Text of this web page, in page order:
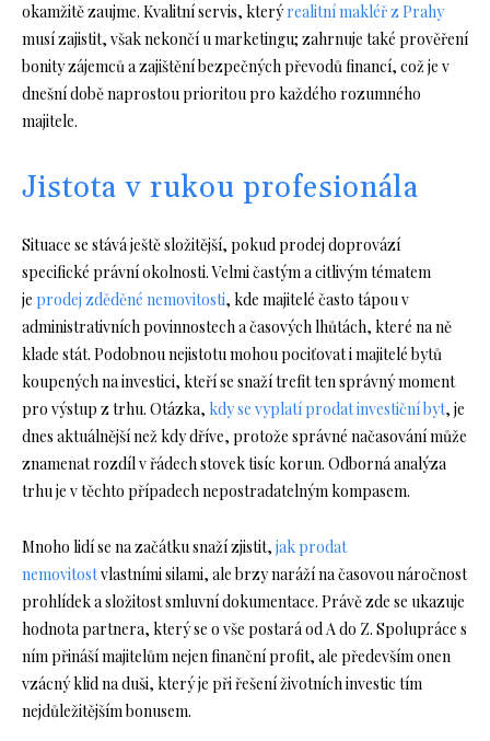
okamžitě zaujme. Kvalitní servis, kterýrealitní makléř z Prahy
musí zajistit, však nekončí u marketingu; zahrnuje také prověření
bonity zájemců a zajištění bezpečných převodů financí, což je v
dnešní době naprostou prioritou pro každého rozumného
majitele.
Jistota v rukou profesionála
Situace se stává ještě složitější, pokud prodej doprovází
specifické právní okolnosti. Velmi častým a citlivým tématem
je prodej zděděné nemovitosti, kde majitelé často tápou v
administrativních povinnostech a časových lhůtách, které na ně
klade stát. Podobnou nejistotu mohou pociťovat i majitelé bytů
koupených na investici, kteří se snaží trefit ten správný moment
pro výstup z trhu. Otázka, kdy se vyplatí prodat investiční byt, je
dnes aktuálnější než kdy dříve, protože správné načasování může
znamenat rozdíl v řádech stovek tisíc korun. Odborná analýza
trhu je v těchto případech nepostradatelným kompasem.
Mnoho lidí se na začátku snaží zjistit, jak prodat
nemovitostvlastními silami, ale brzy naráží na časovou náročnost
prohlídek a složitost smluvní dokumentace. Právě zde se ukazuje
hodnota partnera, který se o vše postará od A do Z. Spolupráce s
ním přináší majitelům nejen finanční profit, ale především onen
vzácný klid na duši, který je při řešení životních investic tím
nejdůležitějším bonusem.